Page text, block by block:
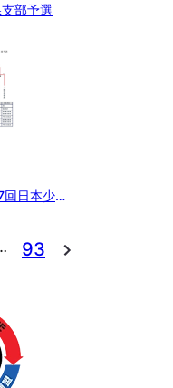
部予選
回日本少
93